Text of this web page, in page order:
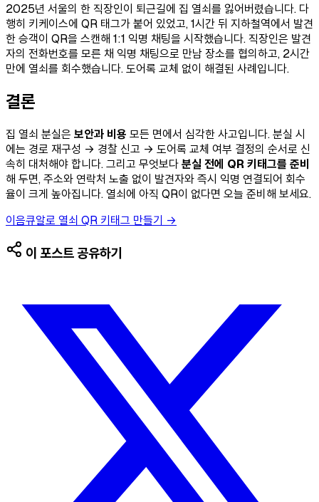
2025년 서울의 한 직장인이 퇴근길에 집 열쇠를 잃어버렸습니다. 다
행히 키케이스에 QR 태그가 붙어 있었고, 1시간 뒤 지하철역에서 발견
한 승객이 QR을 스캔해 1:1 익명 채팅을 시작했습니다. 직장인은 발견
자의 전화번호를 모른 채 익명 채팅으로 만남 장소를 협의하고, 2시간
만에 열쇠를 회수했습니다. 도어록 교체 없이 해결된 사례입니다.
결론
집 열쇠 분실은 보안과 비용 모든 면에서 심각한 사고입니다. 분실 시
에는 경로 재구성 → 경찰 신고 → 도어록 교체 여부 결정의 순서로 신
속히 대처해야 합니다. 그리고 무엇보다분실 전에 QR 키태그를 준비
해 두면, 주소와 연락처 노출 없이 발견자와 즉시 익명 연결되어 회수
율이 크게 높아집니다. 열쇠에 아직 QR이 없다면 오늘 준비해 보세요.
이음큐알로 열쇠 QR 키태그 만들기 →
이 포스트 공유하기